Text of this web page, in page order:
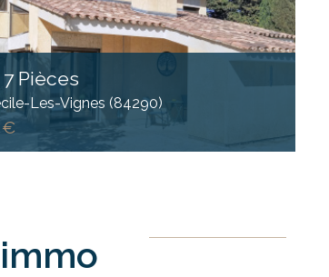
Pièces
Les-Vignes (84290)
€